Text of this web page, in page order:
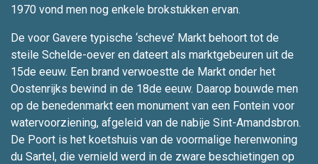
1970 vond men nog enkele brokstukken ervan.
De voor Gavere typische ‘scheve’ Markt behoort tot de
steile Schelde-oever en dateert als marktgebeuren uit de
15de eeuw. Een brand verwoestte de Markt onder het
Oostenrijks bewind in de 18de eeuw. Daarop bouwde men
op de benedenmarkt een monument van een Fontein voor
watervoorziening, afgeleid van de nabije Sint-Amandsbron.
De Poort is het koetshuis van de voormalige herenwoning
du Sartel, die vernield werd in de zware beschietingen op